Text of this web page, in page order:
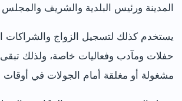
المدينة ورئيس البلدية والشريف
يستخدم كذلك لتسجيل الزواج والشراكات
حفلات ومآدب وفعاليات خاصة، ولذلك
مشغولة أو مغلقة أمام الجولات في أوقات